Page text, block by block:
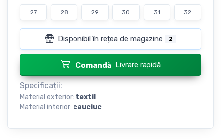
27 28 29 30 31 32
Disponibil în rețea de magazine 2
Comandă Livrare rapidă
Specificații:
Material exterior: textil
Material interior: cauciuc